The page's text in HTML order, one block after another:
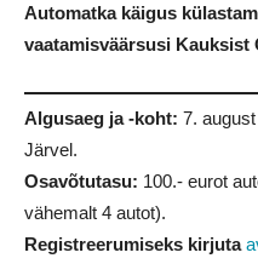
Automatka käigus
vaatamisväärsusi Kauksist
Algusaeg ja -koht: 7.
Järvel.
Osavõtutasu: 100.- eurot
vähemalt 4 autot).
Registreerumiseks kirjuta